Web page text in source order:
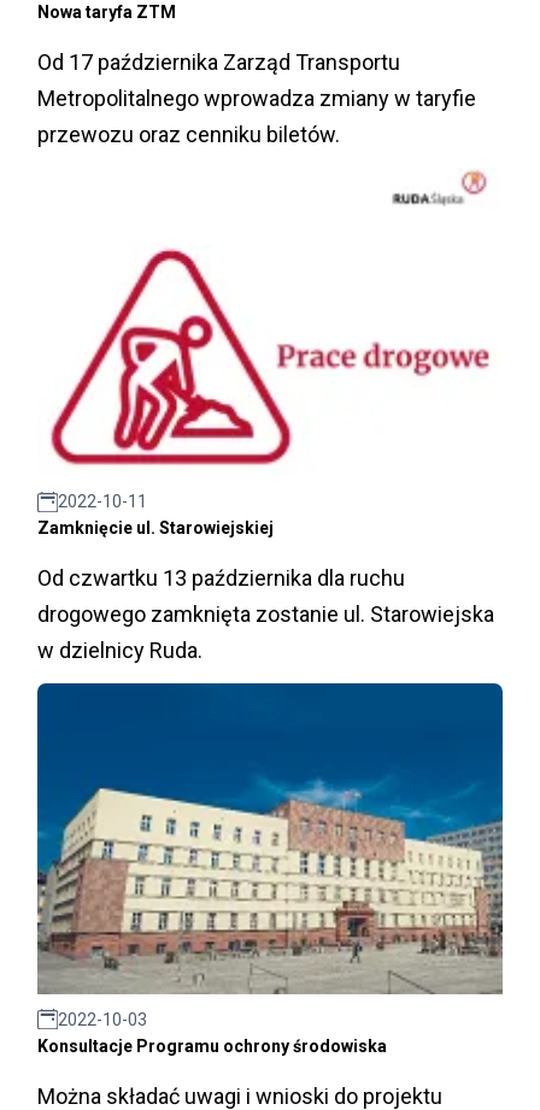
Nowa taryfa ZTM
Od 17 października Zarząd Transportu
Metropolitalnego wprowadza zmiany w taryfie
przewozu oraz cenniku biletów.
2022-10-11
Zamknięcie ul. Starowiejskiej
Od czwartku 13 października dla ruchu
drogowego zamknięta zostanie ul. Starowiejska
w dzielnicy Ruda.
2022-10-03
Konsultacje Programu ochrony środowiska
Można składać uwagi i wnioski do projektu